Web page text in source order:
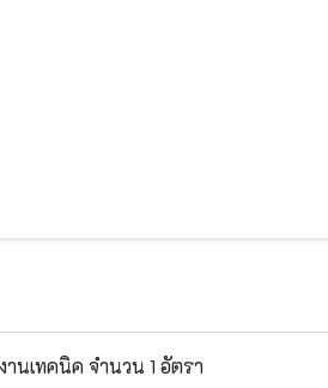
นเทคนิค จำนวน 1 อัตรา